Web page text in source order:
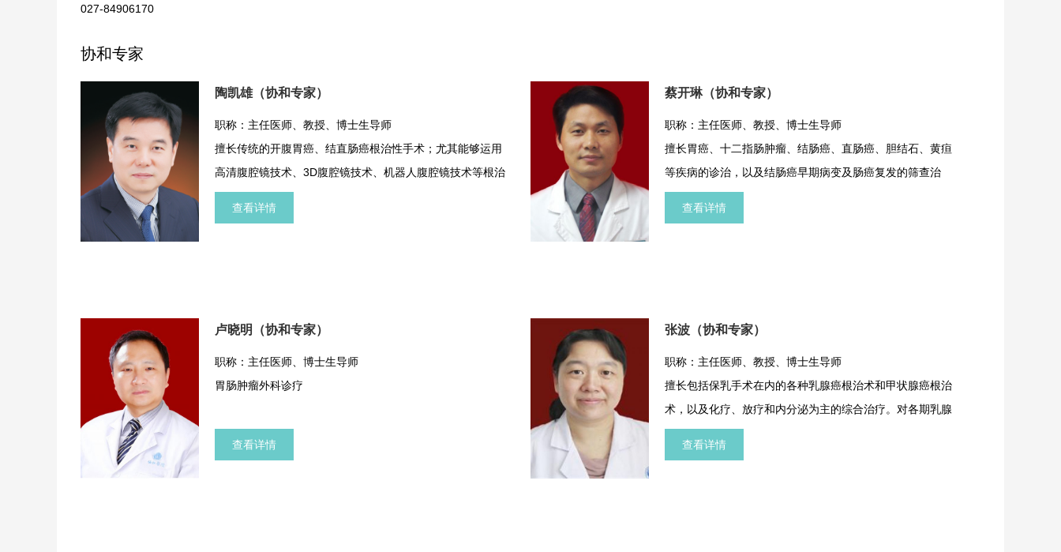
027-84906170
协和专家
陶凯雄（协和专家）
职称：主任医师、教授、博士生导师
擅长传统的开腹胃癌、结直肠癌根治性手术；尤其能够运用
高清腹腔镜技术、3D腹腔镜技术、机器人腹腔镜技术等根治
性切除胃癌、 结直肠癌等恶性肿瘤。
查看详情
蔡开琳（协和专家）
职称：主任医师、教授、博士生导师
擅长胃癌、十二指肠肿瘤、结肠癌、直肠癌、胆结石、黄疸
等疾病的诊治，以及结肠癌早期病变及肠癌复发的筛查治
疗。
查看详情
卢晓明（协和专家）
职称：主任医师、博士生导师
胃肠肿瘤外科诊疗
查看详情
张波（协和专家）
职称：主任医师、教授、博士生导师
擅长包括保乳手术在内的各种乳腺癌根治术和甲状腺癌根治
术，以及化疗、放疗和内分泌为主的综合治疗。对各期乳腺
癌、甲状腺癌分别采用个体化优化的综合治疗方案，合理设
查看详情